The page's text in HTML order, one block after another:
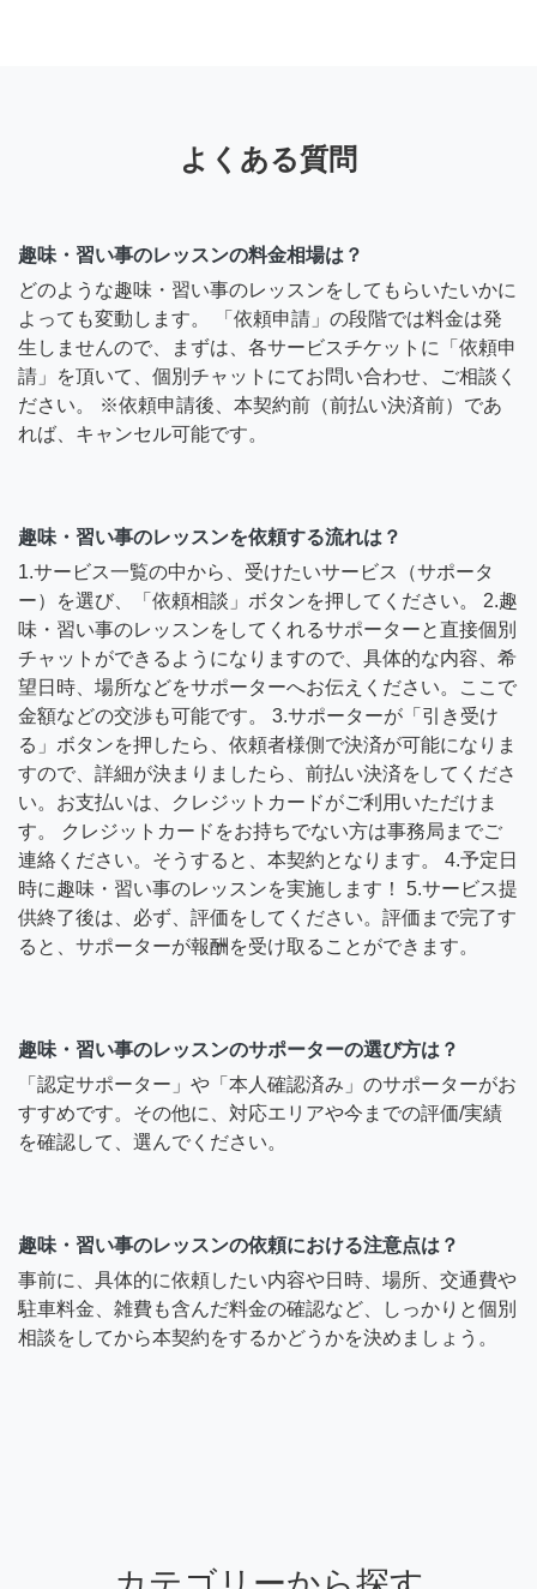
よくある質問
趣味・習い事のレッスンの料金相場は？
どのような趣味・習い事のレッスンをしてもらいたいかに
よっても変動します。 「依頼申請」の段階では料金は発
生しませんので、まずは、各サービスチケットに「依頼申
請」を頂いて、個別チャットにてお問い合わせ、ご相談く
ださい。 ※依頼申請後、本契約前（前払い決済前）であ
れば、キャンセル可能です。
趣味・習い事のレッスンを依頼する流れは？
1.サービス一覧の中から、受けたいサービス（サポータ
ー）を選び、「依頼相談」ボタンを押してください。 2.趣
味・習い事のレッスンをしてくれるサポーターと直接個別
チャットができるようになりますので、具体的な内容、希
望日時、場所などをサポーターへお伝えください。ここで
金額などの交渉も可能です。 3.サポーターが「引き受け
る」ボタンを押したら、依頼者様側で決済が可能になりま
すので、詳細が決まりましたら、前払い決済をしてくださ
い。お支払いは、クレジットカードがご利用いただけま
す。 クレジットカードをお持ちでない方は事務局までご
連絡ください。そうすると、本契約となります。 4.予定日
時に趣味・習い事のレッスンを実施します！ 5.サービス提
供終了後は、必ず、評価をしてください。評価まで完了す
ると、サポーターが報酬を受け取ることができます。
趣味・習い事のレッスンのサポーターの選び方は？
「認定サポーター」や「本人確認済み」のサポーターがお
すすめです。その他に、対応エリアや今までの評価/実績
を確認して、選んでください。
趣味・習い事のレッスンの依頼における注意点は？
事前に、具体的に依頼したい内容や日時、場所、交通費や
駐車料金、雑費も含んだ料金の確認など、しっかりと個別
相談をしてから本契約をするかどうかを決めましょう。